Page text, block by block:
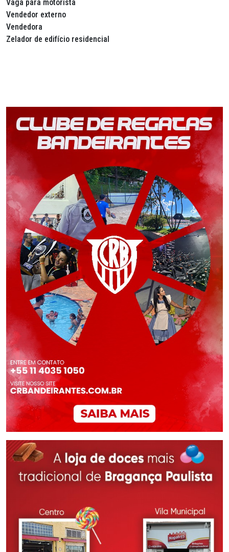
Vaga para motorista
Vendedor externo
Vendedora
Zelador de edifício residencial